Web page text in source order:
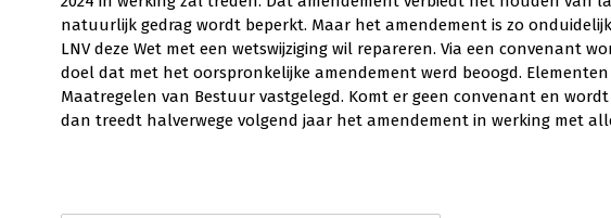
natuurlijk gedrag wordt beperkt. Maar het amendement is zo
LNV deze Wet met een wetswijziging wil repareren. Via een convenant
doel dat met het oorspronkelijke amendement werd beoogd.
Maatregelen van Bestuur vastgelegd. Komt er geen convenant en
dan treedt halverwege volgend jaar het amendement in werking met